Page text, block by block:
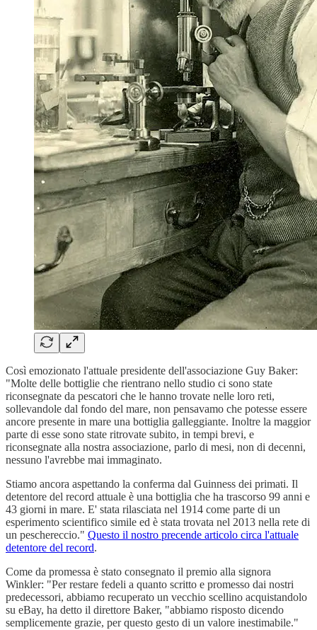
Così emozionato l'attuale presidente dell'associazione Guy Baker:
"Molte delle bottiglie che rientrano nello studio ci sono state
riconsegnate da pescatori che le hanno trovate nelle loro reti,
sollevandole dal fondo del mare, non pensavamo che potesse essere
ancore presente in mare una bottiglia galleggiante. Inoltre la maggior
parte di esse sono state ritrovate subito, in tempi brevi, e
riconsegnate alla nostra associazione, parlo di mesi, non di decenni,
nessuno l'avrebbe mai immaginato.
Stiamo ancora aspettando la conferma dal Guinness dei primati. Il
detentore del record attuale è una bottiglia che ha trascorso 99 anni e
43 giorni in mare. E' stata rilasciata nel 1914 come parte di un
esperimento scientifico simile ed è stata trovata nel 2013 nella rete di
un peschereccio." Questo il nostro precende articolo circa l'attuale
detentore del record.
Come da promessa è stato consegnato il premio alla signora
Winkler: "Per restare fedeli a quanto scritto e promesso dai nostri
predecessori, abbiamo recuperato un vecchio scellino acquistandolo
su eBay, ha detto il direttore Baker, "abbiamo risposto dicendo
semplicemente grazie, per questo gesto di un valore inestimabile."